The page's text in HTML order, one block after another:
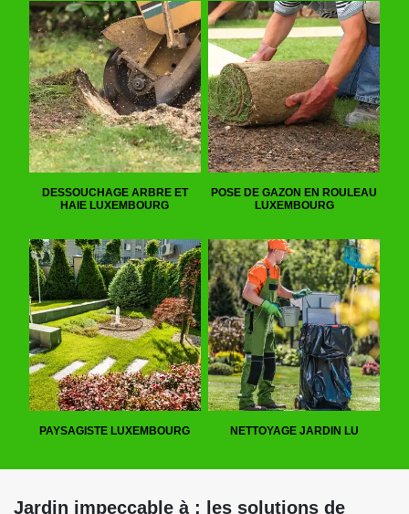
DESSOUCHAGE ARBRE ET
HAIE LUXEMBOURG
POSE DE GAZON EN ROULEAU
LUXEMBOURG
PAYSAGISTE LUXEMBOURG NETTOYAGE JARDIN LU
Jardin impeccable à : les solutions de